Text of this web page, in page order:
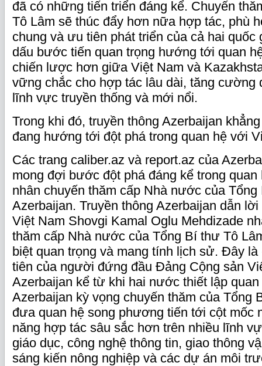
đã có những tiến triển đáng kể. Chuyến
Tô Lâm sẽ thúc đẩy hơn nữa hợp tác, phù
chung và ưu tiên phát triển của cả hai quốc
dấu bước tiến quan trọng hướng tới quan
chiến lược hơn giữa Việt Nam và
vững chắc cho hợp tác lâu dài, tăng cường
lĩnh vực truyền thống và mới nổi.
Trong khi đó, truyền thông Azerbaijan
đang hướng tới đột phá trong quan hệ với
Các trang caliber.az và report.az của
mong đợi bước đột phá đáng kể trong
nhân chuyến thăm cấp Nhà nước của
Azerbaijan. Truyền thông Azerbaijan dẫn
Việt Nam Shovgi Kamal Oglu Mehdizade
thăm cấp Nhà nước của Tổng Bí thư Tô
biệt quan trọng và mang tính lịch sử. Đây là
tiên của người đứng đầu Đảng Cộng sản
Azerbaijan kể từ khi hai nước thiết lập
Azerbaijan kỳ vọng chuyến thăm của Tổng
đưa quan hệ song phương tiến tới cột mốc
năng hợp tác sâu sắc hơn trên nhiều lĩnh
giáo dục, công nghệ thông tin, giao thông
sáng kiến nông nghiệp và các dự án môi